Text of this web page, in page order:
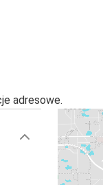
adresowe.